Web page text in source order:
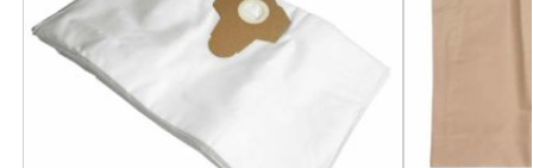
GOBLIN
GOBLIN CLASSIC
GOBLIN
GOBLIN DELTA ES
GOBLIN EUROMAC V10